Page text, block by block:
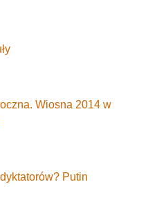
Wiosna 2014 w
Putin